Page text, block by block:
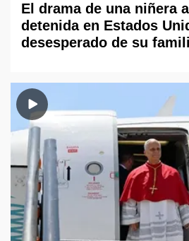
El drama de una niñera
detenida en Estados
desesperado de su